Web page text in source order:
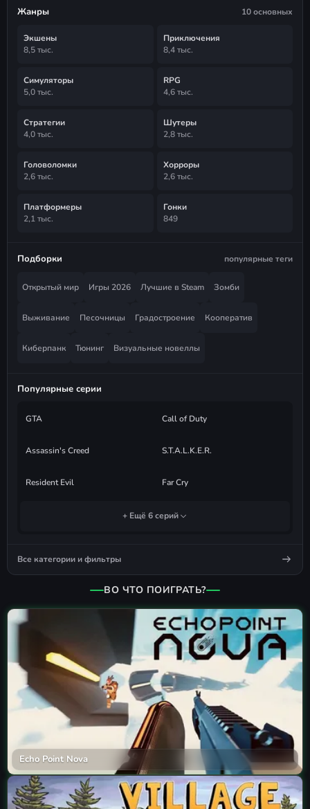
Жанры 10 основных
Экшены
8,5 тыс.
Приключения
8,4 тыс.
Симуляторы
5,0 тыс.
RPG
4,6 тыс.
Стратегии
4,0 тыс.
Шутеры
2,8 тыс.
Головоломки
2,6 тыс.
Хорроры
2,6 тыс.
Платформеры
2,1 тыс.
Гонки
849
Подборки популярные теги
Открытый мир Игры 2026 Лучшие в Steam Зомби
Выживание Песочницы Градостроение Кооператив
Киберпанк Тюнинг Визуальные новеллы
Популярные серии
GTA Call of Duty
Assassin's Creed S.T.A.L.K.E.R.
Resident Evil Far Cry
+ Ещё 6 серий
Все категории и фильтры
ВО ЧТО ПОИГРАТЬ?
Echo Point Nova